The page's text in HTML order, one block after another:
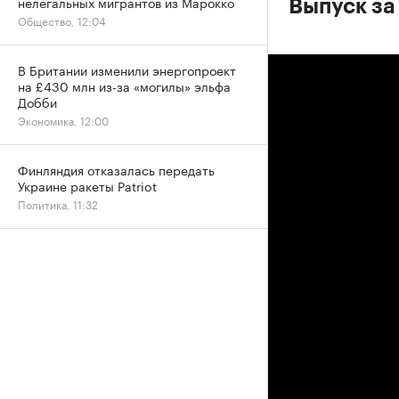
Выпуск
Общество, 12:04
В Британии изменили энергопроект
на £430 млн из-за «могилы» эльфа
Добби
Экономика, 12:00
Финляндия отказалась передать
Украине ракеты Patriot
Политика, 11:32